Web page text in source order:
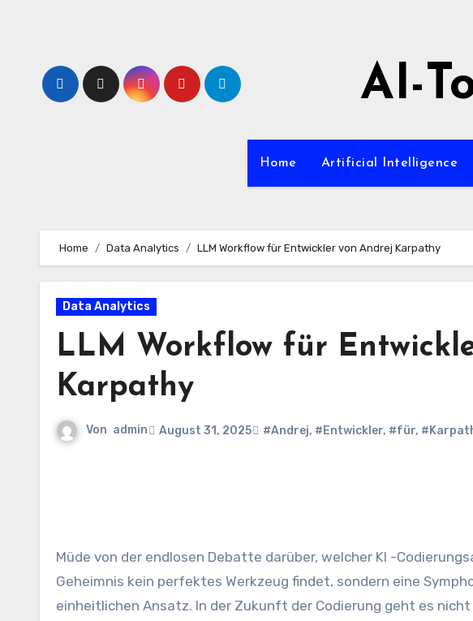
AI-
Home Artificial Intelligence
Home Data Analytics LLM Workflow für Entwickler von Andrej Karpathy
Data Analytics
LLM Workflow für
Karpathy
Von admin August 31, 2025 #Andrej, #Entwickler, #für,
Müde von der endlosen Debatte darüber, welcher KI -Codierungsassistent „der Beste“ ist? Was ist, wenn das
Geheimnis kein perfektes Werkzeug findet, sondern eine
einheitlichen Ansatz. In der Zukunft der Codierung geht es